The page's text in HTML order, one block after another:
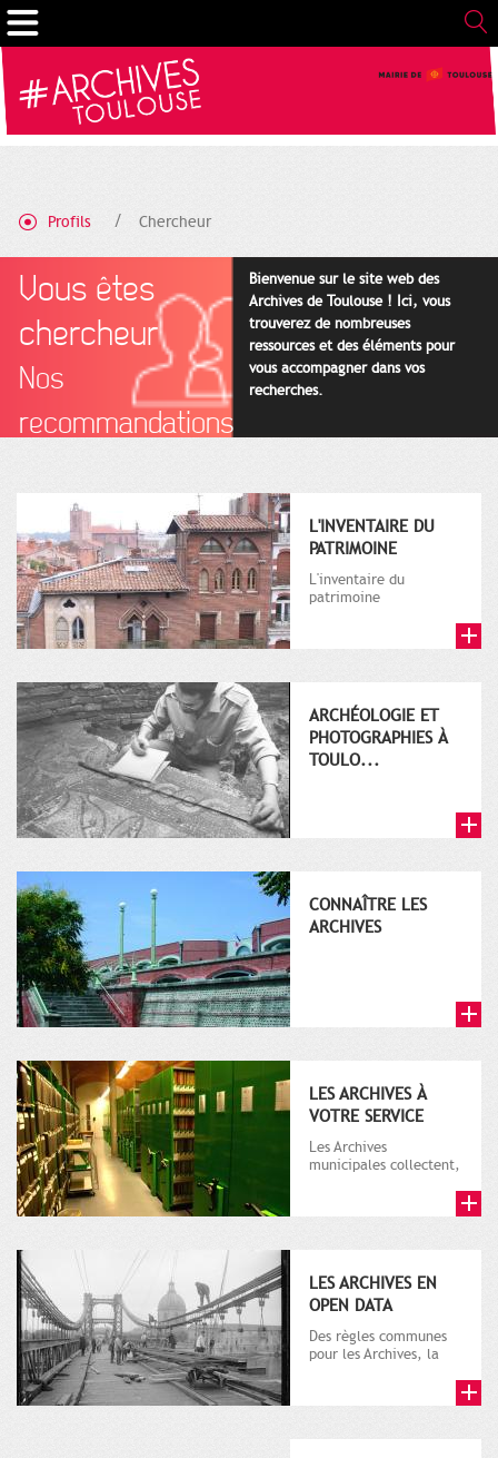
Profils Chercheur
Vous êtes
chercheur
Nos
recommandations
Bienvenue sur le site web des
Archives de Toulouse ! Ici, vous
trouverez de nombreuses
ressources et des éléments pour
vous accompagner dans vos
recherches.
L'INVENTAIRE DU
PATRIMOINE
L'inventaire du
patrimoine
ARCHÉOLOGIE ET
PHOTOGRAPHIES À
TOULO...
CONNAÎTRE LES
ARCHIVES
LES ARCHIVES À
VOTRE SERVICE
Les Archives
municipales collectent,
LES ARCHIVES EN
OPEN DATA
Des règles communes
pour les Archives, la
Gestion de vos préférences sur les cookies